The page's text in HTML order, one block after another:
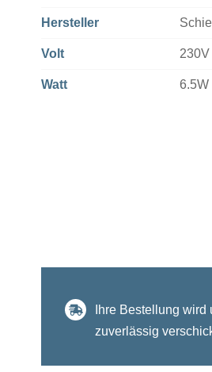
Hersteller
Volt 230V
Watt 6.5W
Ihre Bestellung wird
zuverlässig